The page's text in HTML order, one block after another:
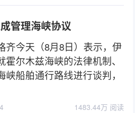
管理海峡协议
齐今天（8月8日）表示，伊
尔木兹海峡的法律机制、
船舶通行路线进行谈判，
1483.44万 阅读